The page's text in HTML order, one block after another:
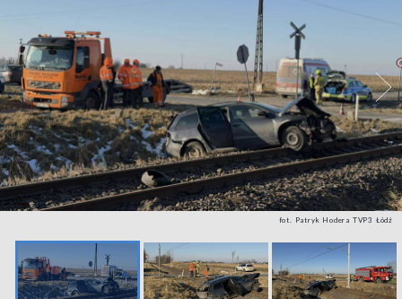
fot. Patryk Hodera TVP3 Łódź